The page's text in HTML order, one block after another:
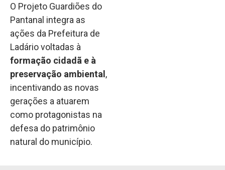
O Projeto Guardiões do
Pantanal integra as
ações da Prefeitura de
Ladário voltadas à
formação cidadã e à
preservação ambiental,
incentivando as novas
gerações a atuarem
como protagonistas na
defesa do patrimônio
natural do município.